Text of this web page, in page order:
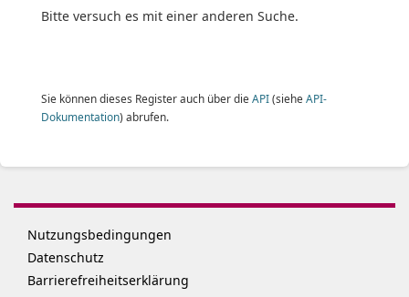
Bitte versuch es mit einer anderen Suche.
Sie können dieses Register auch über die API(siehe API-
Dokumentation) abrufen.
Nutzungsbedingungen
Datenschutz
Barrierefreiheitserklärung